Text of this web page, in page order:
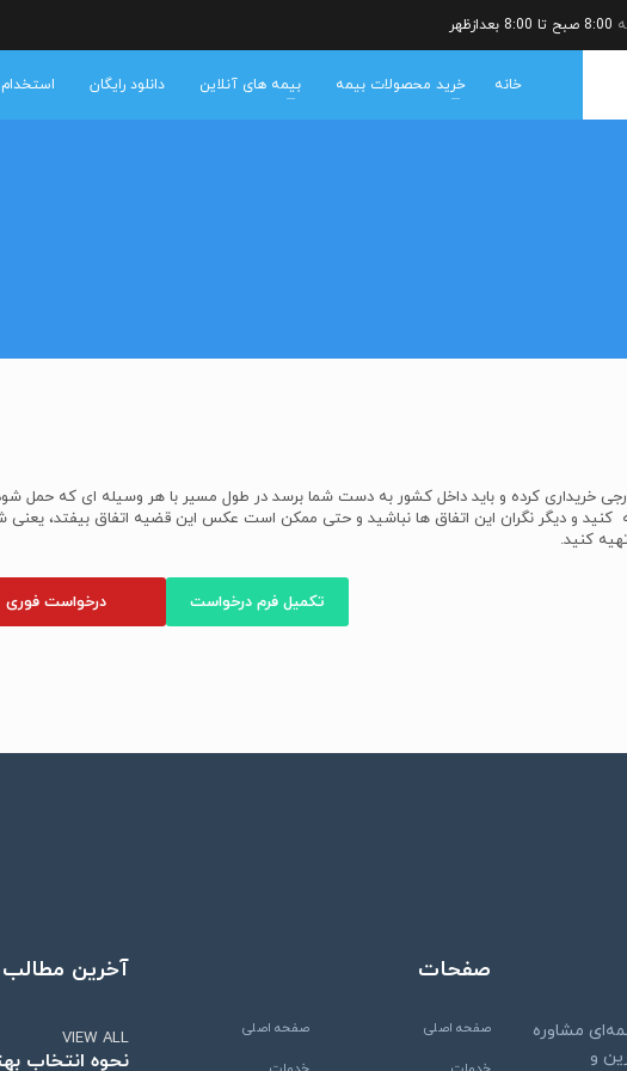
خانه خرید محصولات بیمه بیمه های آنلاین دانلود رایگان استخدام
خریداری کرده و باید داخل کشور به دست شما برسد در طول مسیر با هر وسیله ای که حمل
کنید و دیگر نگران این اتفاق ها نباشید و حتی ممکن است عکس این قضیه اتفاق بیفتد، یعنی
کنید.
تکمیل فرم درخواست درخواست فوری
مشاوره
و
صفحات
صفحه اصلی صفحه اصلی
آخرین مطالب
VIEW ALL
نحوه انتخاب